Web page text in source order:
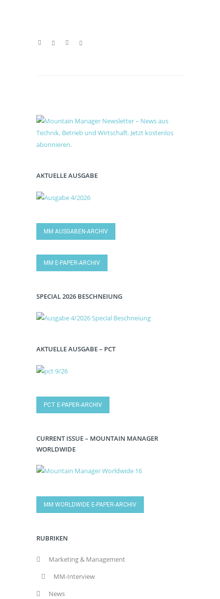
AKTUELLE AUSGABE
MM AUSGABEN-ARCHIV
MM E-PAPER-ARCHIV
SPECIAL 2026 BESCHNEIUNG
AKTUELLE AUSGABE – PCT
PCT E-PAPER-ARCHIV
CURRENT ISSUE – MOUNTAIN MANAGER
WORLDWIDE
MM WORLDWIDE E-PAPER-ARCHIV
RUBRIKEN
Marketing & Management
MM-Interview
News